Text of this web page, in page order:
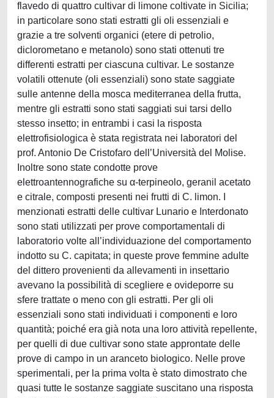
flavedo di quattro cultivar di limone coltivate in Sicilia;
in particolare sono stati estratti gli oli essenziali e
grazie a tre solventi organici (etere di petrolio,
diclorometano e metanolo) sono stati ottenuti tre
differenti estratti per ciascuna cultivar. Le sostanze
volatili ottenute (oli essenziali) sono state saggiate
sulle antenne della mosca mediterranea della frutta,
mentre gli estratti sono stati saggiati sui tarsi dello
stesso insetto; in entrambi i casi la risposta
elettrofisiologica è stata registrata nei laboratori del
prof. Antonio De Cristofaro dell’Università del Molise.
Inoltre sono state condotte prove
elettroantennografiche su α-terpineolo, geranil acetato
e citrale, composti presenti nei frutti di C. limon. I
menzionati estratti delle cultivar Lunario e Interdonato
sono stati utilizzati per prove comportamentali di
laboratorio volte all’individuazione del comportamento
indotto su C. capitata; in queste prove femmine adulte
del dittero provenienti da allevamenti in insettario
avevano la possibilità di scegliere e ovideporre su
sfere trattate o meno con gli estratti. Per gli oli
essenziali sono stati individuati i componenti e loro
quantità; poiché era già nota una loro attività repellente,
per quelli di due cultivar sono state approntate delle
prove di campo in un aranceto biologico. Nelle prove
sperimentali, per la prima volta è stato dimostrato che
quasi tutte le sostanze saggiate suscitano una risposta